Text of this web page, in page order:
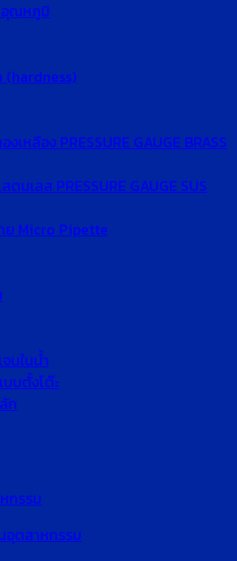
อุณหภูมิ
เหลือง PRESSURE GAUGE BRASS
นเลส PRESSURE GAUGE SUS
ย Micro Pipette
นในน้ำ
บตั้งโต๊ะ
ก
กรรม
อุตสาหกรรม